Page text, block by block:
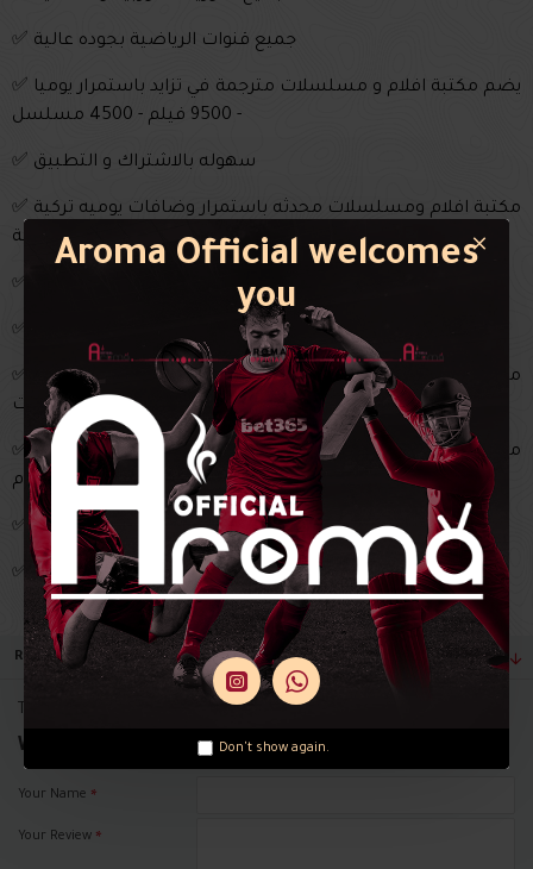
Aroma Official welcomes
you
Don't show again.
✅ يضم مكتبة افلام و مسلسلات مترجمة في تزايد باستمرار يوميا
- 9500 فيلم - 4500 مسلسل
✅ سهوله بالاشتراك و التطبيق
✅ مكتبة افلام ومسلسلات محدثه باستمرار وضافات يوميه تركية
عربية اجنبية
✅ امكانية نقل الاشتراك لجهاز اخر عند تغير الجهـاز
✅ يتوفر باقات متنوعة ترفيهية خاصة بالسيرفر وحصرية فقط
✅ متوفر اكثر من 4500 مسلسل يعمل على مدار الساعة في باقة
قناه المسلسلات
✅ متوفر سلسلة افلام نجوم هوليود تعمل على مدار الساعة في
باقة قناه الافلام
✅ متوفر باقات ضخمة وكثيرة من للاطفال كثيرة جدا ! ومتنوعة
✅ امكانية تجديد الاشتراك للاشتراكات السابقة
REVIEWS
There are no reviews for this product.
WRITE A REVIEW
Your Name
Your Review